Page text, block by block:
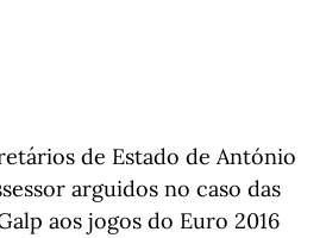
de Estado de António
arguidos no caso das
aos jogos do Euro 2016